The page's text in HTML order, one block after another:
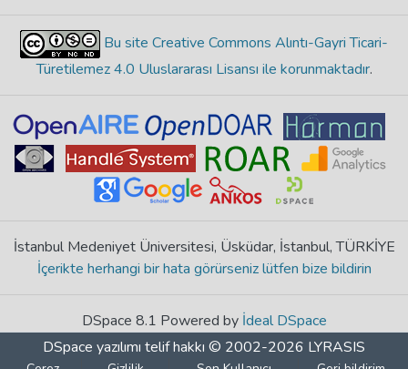
Bu site Creative Commons Alıntı-Gayri Ticari-
Türetilemez 4.0 Uluslararası Lisansı ile korunmaktadır.
İstanbul Medeniyet Üniversitesi, Üsküdar, İstanbul, TÜRKİYE
İçerikte herhangi bir hata görürseniz lütfen bize bildirin
DSpace 8.1 Powered by İdeal DSpace
DSpace yazılımı telif hakkı © 2002-2026 LYRASIS